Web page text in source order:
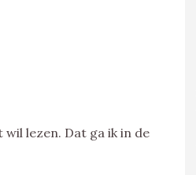
lezen. Dat ga ik in de